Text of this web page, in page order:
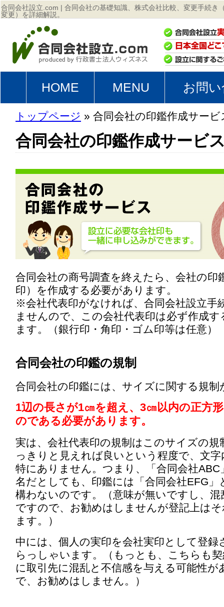
合同会社設立.com | 合同会社の基礎知識、株式会社比較、変更手続き
変更）を詳細解説。
HOME MENU お問
トップページ » 合同会社の印鑑作成サービ
合同会社の印鑑作成サービ
合同会社の商号調査を終えたら、会社の印
印）を作成する必要があります。
※会社代表印がなければ、合同会社設立手
ませんので、この会社代表印は必ず作成
ます。（銀行印・角印・ゴム印等は任意）
合同会社の印鑑の規制
合同会社の印鑑には、サイズに関する規制
1辺の長さが1㎝を超え、3㎝以内の正方
のである必要があります。
実は、会社代表印の規制はこのサイズの規
っきりと見えれば良いという程度で、文
特にありません。つまり、「合同会社ABC
名だとしても、印鑑には「合同会社EFG」
構わないのです。（意味が無いですし、
ですので、お勧めはしませんが登記上は
ます。）
中には、個人の実印を会社実印として登録
らっしゃいます。（もっとも、こちらも
に取引先に混乱と不信感を与える可能性が
で、お勧めはしません。）